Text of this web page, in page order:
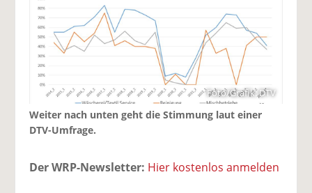
Foto/Grafik: DTV
Weiter nach unten geht die Stimmung laut einer
DTV-Umfrage.
Der WRP-Newsletter: Hier kostenlos anmelden